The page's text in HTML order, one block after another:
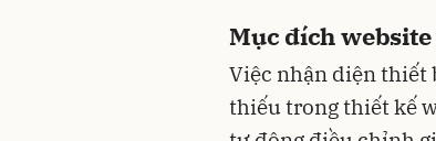
Mục đích
Việc nhận diện thiết
thiếu trong thiết kế